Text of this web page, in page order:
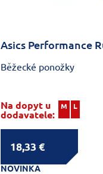
Asics Performance
Běžecké ponožky
Na dopyt u
dodavatele:
M L
18,33 €
NOVINKA